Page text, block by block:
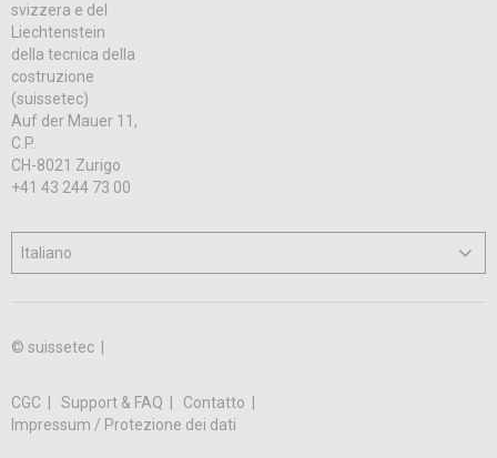
svizzera e del
Liechtenstein
della tecnica della
costruzione
(suissetec)
Auf der Mauer 11,
C.P.
CH-8021 Zurigo
+41 43 244 73 00
© suissetec |
CGC Support & FAQ
Contatto
Impressum / Protezione dei dati